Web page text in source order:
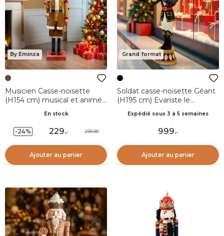
By Eminza
Musicien Casse-noisette
(H154 cm) musical et animé
En stock
-24% 229.- 299.99
Ajouter au panier
Grand format
Soldat casse-noisette Géant
(H195 cm) Evariste le
Expédié sous 3 à 5 semaines
999.-
Ajouter au panier